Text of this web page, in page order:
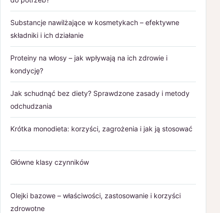
Substancje nawilżające w kosmetykach – efektywne
składniki i ich działanie
Proteiny na włosy – jak wpływają na ich zdrowie i
kondycję?
Jak schudnąć bez diety? Sprawdzone zasady i metody
odchudzania
Krótka monodieta: korzyści, zagrożenia i jak ją stosować
Główne klasy czynników
Olejki bazowe – właściwości, zastosowanie i korzyści
zdrowotne